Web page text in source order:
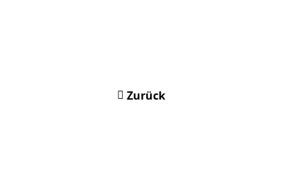
Zurück